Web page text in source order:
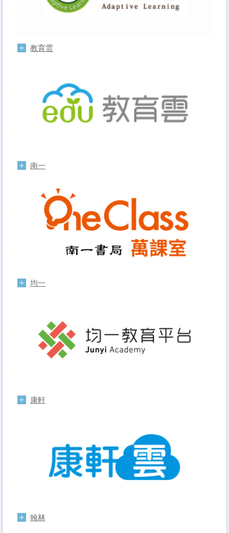
教育雲
南一
均一
康軒
翰林